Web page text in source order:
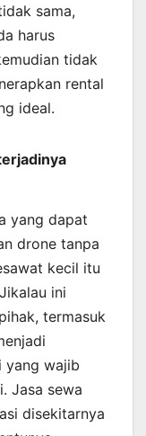
sama,
harus
tidak
rental
ideal.
yang dapat
drone tanpa
kecil itu
ini
termasuk
yang wajib
Jasa sewa
disekitarnya